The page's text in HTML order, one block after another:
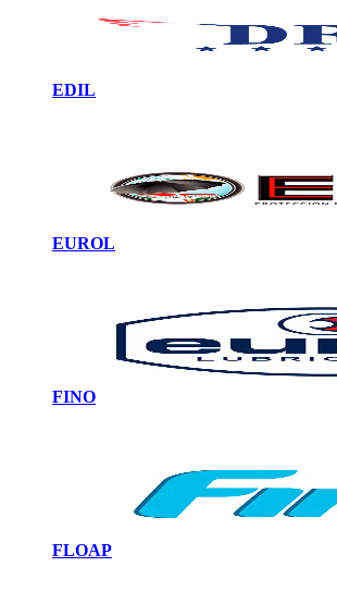
EDIL
EUROL
FINO
FLOAP